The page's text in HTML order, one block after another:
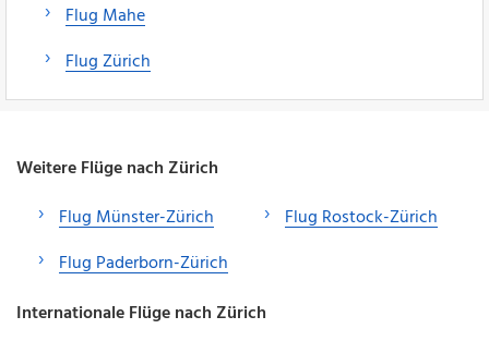
Flug Mahe
Flug Zürich
Weitere Flüge nach Zürich
Flug Münster-Zürich
Flug Paderborn-Zürich
Flug Rostock-Zürich
Internationale Flüge nach Zürich